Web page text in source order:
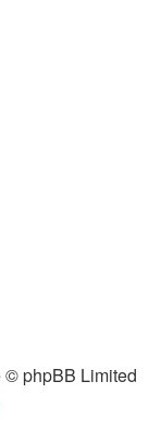
phpBB Limited